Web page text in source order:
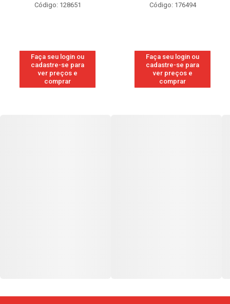
Código: 128651
Faça seu login ou
cadastre-se para
ver preços e
comprar
Código: 176494
Faça seu login ou
cadastre-se para
ver preços e
comprar